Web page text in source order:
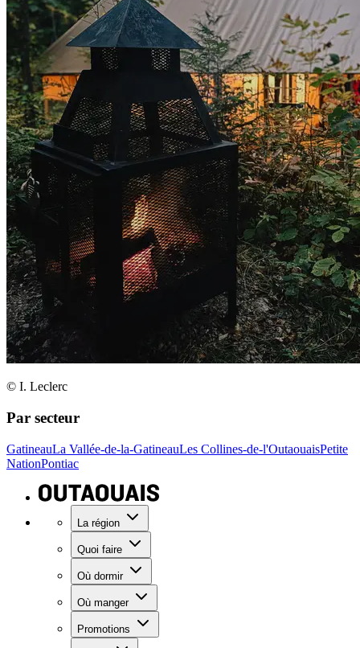
© I. Leclerc
Par secteur
GatineauLa Vallée-de-la-GatineauLes Collines-de-l'OutaouaisPetite
NationPontiac
La région
Quoi faire
Où dormir
Où manger
Promotions